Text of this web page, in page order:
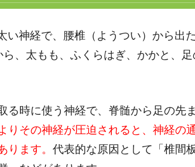
い神経で、腰椎（ようつい）から出
、太もも、ふくらはぎ、かかと、足
る時に使う神経で、脊髄から足の先
りその神経が圧迫されると、神経の
ります。 代表的な原因として「椎間